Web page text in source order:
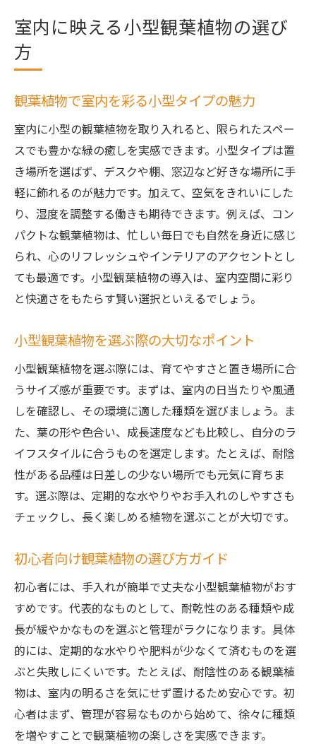
癒しを届ける観葉植物の魅力とは
小型観葉植物が癒しに与える影響
日常にリラックスを運ぶ観葉植物の魅力
観葉植物で叶える快適な室内作り
癒し効果を高める観葉植物の選び方
小型タイプで叶える室内グリーン生活
小型観葉植物と室内グリーンの相性
手軽に始める観葉植物のある暮らし
観葉植物で楽しむ自然な室内空間
小型タイプで叶う省スペース活用術
毎日を彩る小型観葉植物の取り入れ方
茨城県で観葉植物を楽しむコツ紹介
茨城県で選ぶ観葉植物のポイント
観葉植物を楽しむ地域ならではの工夫
小型観葉植物を茨城県で選ぶコツ
観葉植物の購入におすすめな方法
茨城県の気候に合う観葉植物とは
観葉植物を地元で楽しむための工夫
観葉植物で作る統一感あるインテリア
小型観葉植物が引き立つ配置のコツ
観葉植物と家具の調和を考えるポイント
色や形で選ぶ観葉植物インテリア術
観葉植物をアクセントに活かす方法
インテリアの雰囲気別観葉植物の選定
小型観葉植物なら育てやすさも抜群
小型観葉植物が初心者におすすめな理由
室内に映える小型観葉植物の選び
方
観葉植物で室内を彩る小型タイプの魅力
室内に小型の観葉植物を取り入れると、限られたスペー
スでも豊かな緑の癒しを実感できます。小型タイプは置
き場所を選ばず、デスクや棚、窓辺など好きな場所に手
軽に飾れるのが魅力です。加えて、空気をきれいにした
り、湿度を調整する働きも期待できます。例えば、コン
パクトな観葉植物は、忙しい毎日でも自然を身近に感じ
られ、心のリフレッシュやインテリアのアクセントとし
ても最適です。小型観葉植物の導入は、室内空間に彩り
と快適さをもたらす賢い選択といえるでしょう。
小型観葉植物を選ぶ際の大切なポイント
小型観葉植物を選ぶ際には、育てやすさと置き場所に合
うサイズ感が重要です。まずは、室内の日当たりや風通
しを確認し、その環境に適した種類を選びましょう。ま
た、葉の形や色合い、成長速度なども比較し、自分のラ
イフスタイルに合うものを選定します。たとえば、耐陰
性がある品種は日差しの少ない場所でも元気に育ちま
す。選ぶ際は、定期的な水やりやお手入れのしやすさも
チェックし、長く楽しめる植物を選ぶことが大切です。
初心者向け観葉植物の選び方ガイド
初心者には、手入れが簡単で丈夫な小型観葉植物がおす
すめです。代表的なものとして、耐乾性のある種類や成
長が緩やかなものを選ぶと管理がラクになります。具体
的には、定期的な水やりや肥料が少なくて済むものを選
ぶと失敗しにくいです。たとえば、耐陰性のある観葉植
物は、室内の明るさを気にせず置けるため安心です。初
心者はまず、管理が容易なものから始めて、徐々に種類
を増やすことで観葉植物の楽しさを実感できます。